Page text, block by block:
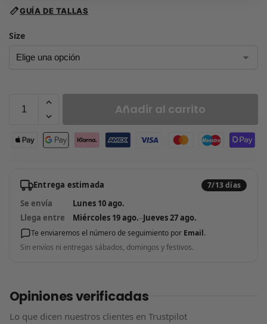
GUÍA DE TALLAS
Size
Añadir al carrito
Entrega estimada 7/13 días
Se envía
Lunes 10 ago.
Llega entre
Miércoles 19 ago.–Jueves 27 ago.
Te enviaremos el número de seguimiento por Email.
Sin envíos ni entregas sábados, domingos y festivos.
Opiniones verificadas
Lo que dicen nuestros clientes en Trustpilot